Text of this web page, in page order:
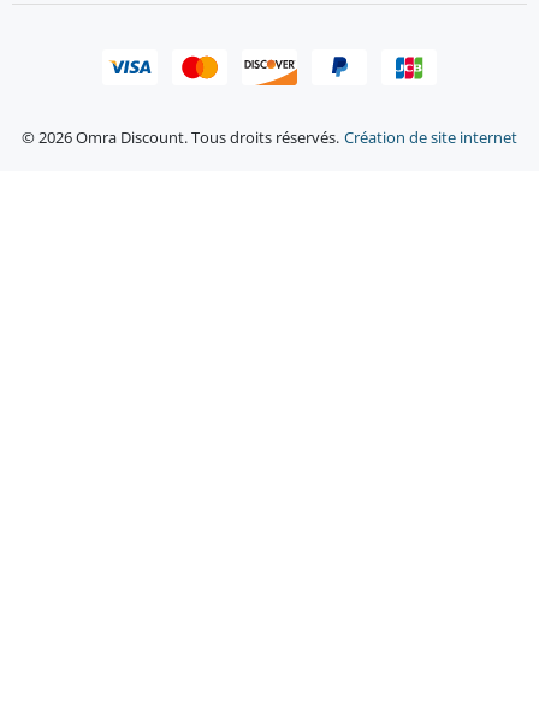
© 2026 Omra Discount. Tous droits réservés. Création de site internet